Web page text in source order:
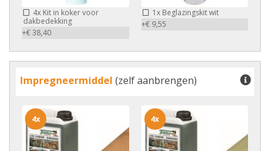
4x Kit in koker voor
dakbedekking
+€ 38,40
1xBeglazingskit wit
+€ 9,55
Impregneermiddel (zelf aanbrengen)
4x 4x